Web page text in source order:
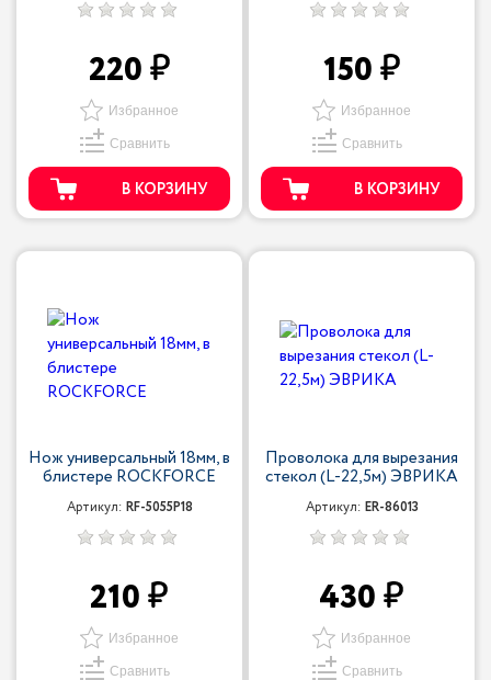
220
Избранное
Сравнить
В КОРЗИНУ
150
Избранное
Сравнить
В КОРЗИНУ
Нож универсальный 18мм, в
блистере ROCKFORCE
Артикул: RF-5055P18
210
Избранное
Сравнить
Проволока для вырезания
стекол (L-22,5м) ЭВРИКА
Артикул: ER-86013
430
Избранное
Сравнить